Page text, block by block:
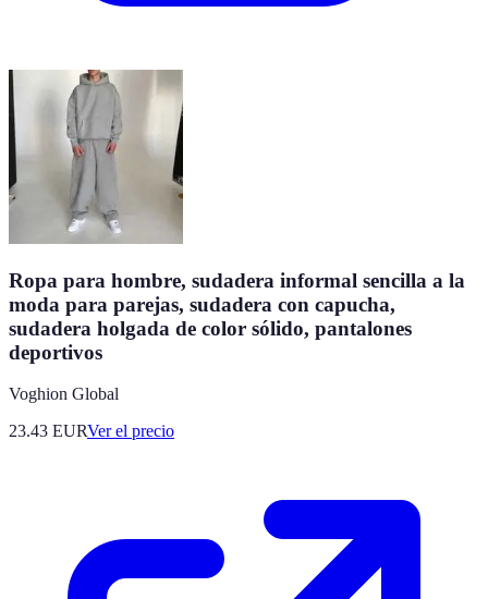
Ropa para hombre, sudadera informal sencilla a la
moda para parejas, sudadera con capucha,
sudadera holgada de color sólido, pantalones
deportivos
Voghion Global
23.43 EURVer el precio